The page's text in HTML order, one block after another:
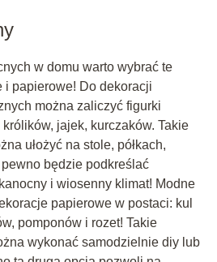
w domu warto wybrać te
i papierowe! Do dekoracji
można zaliczyć figurki
jajek, kurczaków. Takie
ułożyć na stole, półkach,
będzie podkreślać
i wiosenny klimat! Modne
papierowe w postaci: kul
pomponów i rozet! Takie
wykonać samodzielnie diy lub